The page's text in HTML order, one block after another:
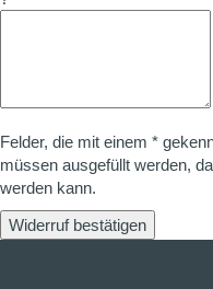
Felder, die mit einem *
müssen ausgefüllt werden,
werden kann.
Widerruf bestätigen